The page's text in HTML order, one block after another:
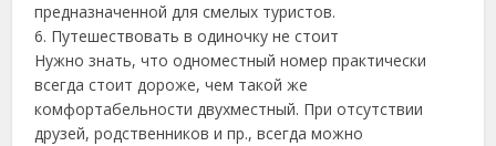
предназначенной для смелых туристов.
6. Путешествовать в одиночку не стоит
Нужно знать, что одноместный номер практически
всегда стоит дороже, чем такой же
комфортабельности двухместный. При отсутствии
друзей, родственников и пр., всегда можно